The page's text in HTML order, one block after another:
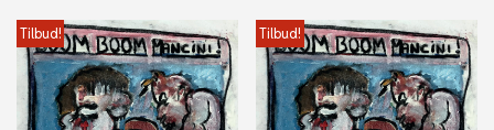
Tilbud! Tilbud!